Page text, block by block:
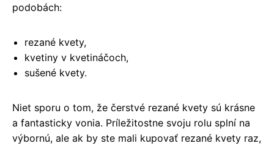
podobách:
rezané kvety,
kvetiny v kvetináčoch,
sušené kvety.
Niet sporu o tom, že čerstvé rezané kvety sú krásne
a fantasticky vonia. Príležitostne svoju rolu splní na
výbornú, ale ak by ste mali kupovať rezané kvety raz,